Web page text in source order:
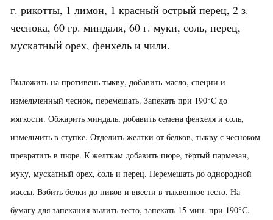
г. рикотты, 1 лимон, 1 красный острый перец, 2 з.
чеснока, 60 гр. миндаля, 60 г. муки, соль, перец,
мускатный орех, фенхель и чили.
Выложить на противень тыкву, добавить масло, специи и
измельченный чеснок, перемешать. Запекать при 190°C до
мягкости. Обжарить миндаль, добавить семена фенхеля и соль,
измельчить в ступке. Отделить желтки от белков, тыкву с чесноком
превратить в пюре. К желткам добавить пюре, тёртый пармезан,
муку, мускатный орех, соль и перец. Перемешать до однородной
массы. Взбить белки до пиков и ввести в тыквенное тесто. На
бумагу для запекания вылить тесто, запекать 15 мин. при 190°C.